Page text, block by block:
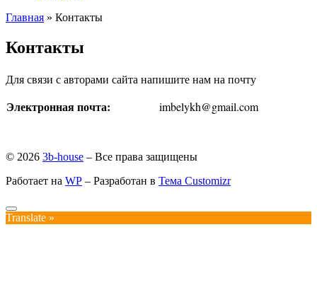
Главная » Контакты
Контакты
Для связи с авторами сайта напишите нам на почту
Электронная почта: imbelykh@gmail.com
© 2026 3b-house – Все права защищены
Работает на WP – Разработан в Тема Customizr
Translate »